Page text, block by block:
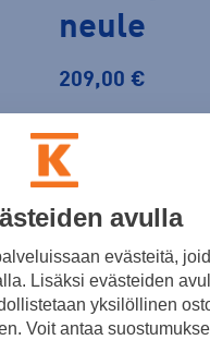
neule
209,00 €
Väri
Koko
XS S
avulla
evästeitä,
Lisäksi evästeiden
yksilöllinen
Voit antaa